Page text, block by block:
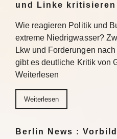
und Linke
Wie reagieren Politik und
extreme Niedrigwasser?
Lkw und Forderungen
gibt es deutliche Kritik von
Weiterlesen
Weiterlesen
Berlin News :